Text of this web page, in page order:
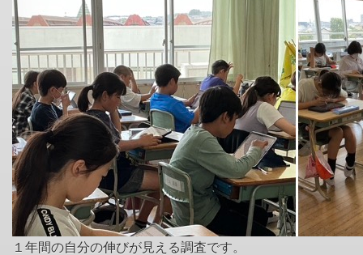
１年間の自分の伸びが見える調査です。